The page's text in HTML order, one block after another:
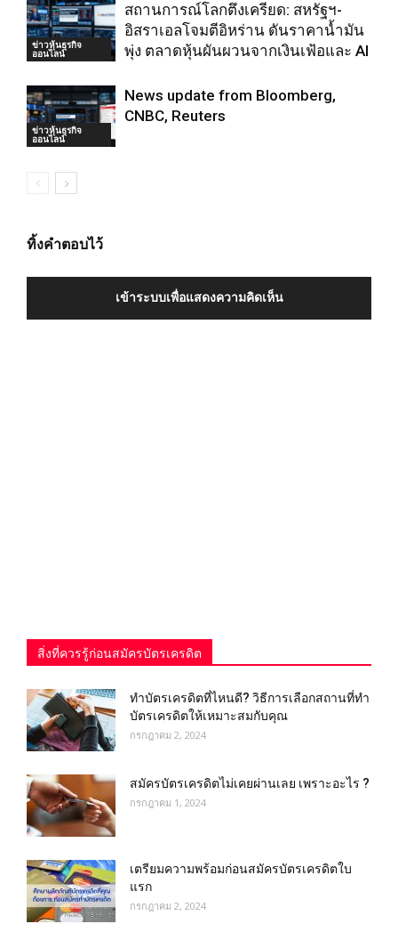
ข่าวหุ้นธุรกิจ
ออนไลน์
สถานการณ์โลกตึงเครียด: สหรัฐฯ-
อิสราเอลโจมตีอิหร่าน ดันราคาน้ำมัน
พุ่ง ตลาดหุ้นผันผวนจากเงินเฟ้อและ AI
ข่าวหุ้นธุรกิจ
ออนไลน์
News update from Bloomberg,
CNBC, Reuters
ทิ้งคำตอบไว้
เข้าระบบเพื่อแสดงความคิดเห็น
สิ่งที่ควรรู้ก่อนสมัครบัตรเครดิต
ทําบัตรเครดิตที่ไหนดี? วิธีการเลือกสถานที่ทำ
บัตรเครดิตให้เหมาะสมกับคุณ
กรกฎาคม 2, 2024
สมัครบัตรเครดิตไม่เคยผ่านเลย เพราะอะไร ?
กรกฎาคม 1, 2024
เตรียมความพร้อมก่อนสมัครบัตรเครดิตใบ
แรก
กรกฎาคม 2, 2024